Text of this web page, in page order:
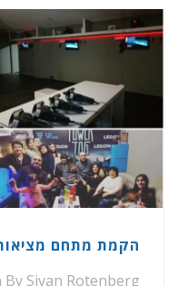
הקמת מתחם
By Sivan Rotenberg